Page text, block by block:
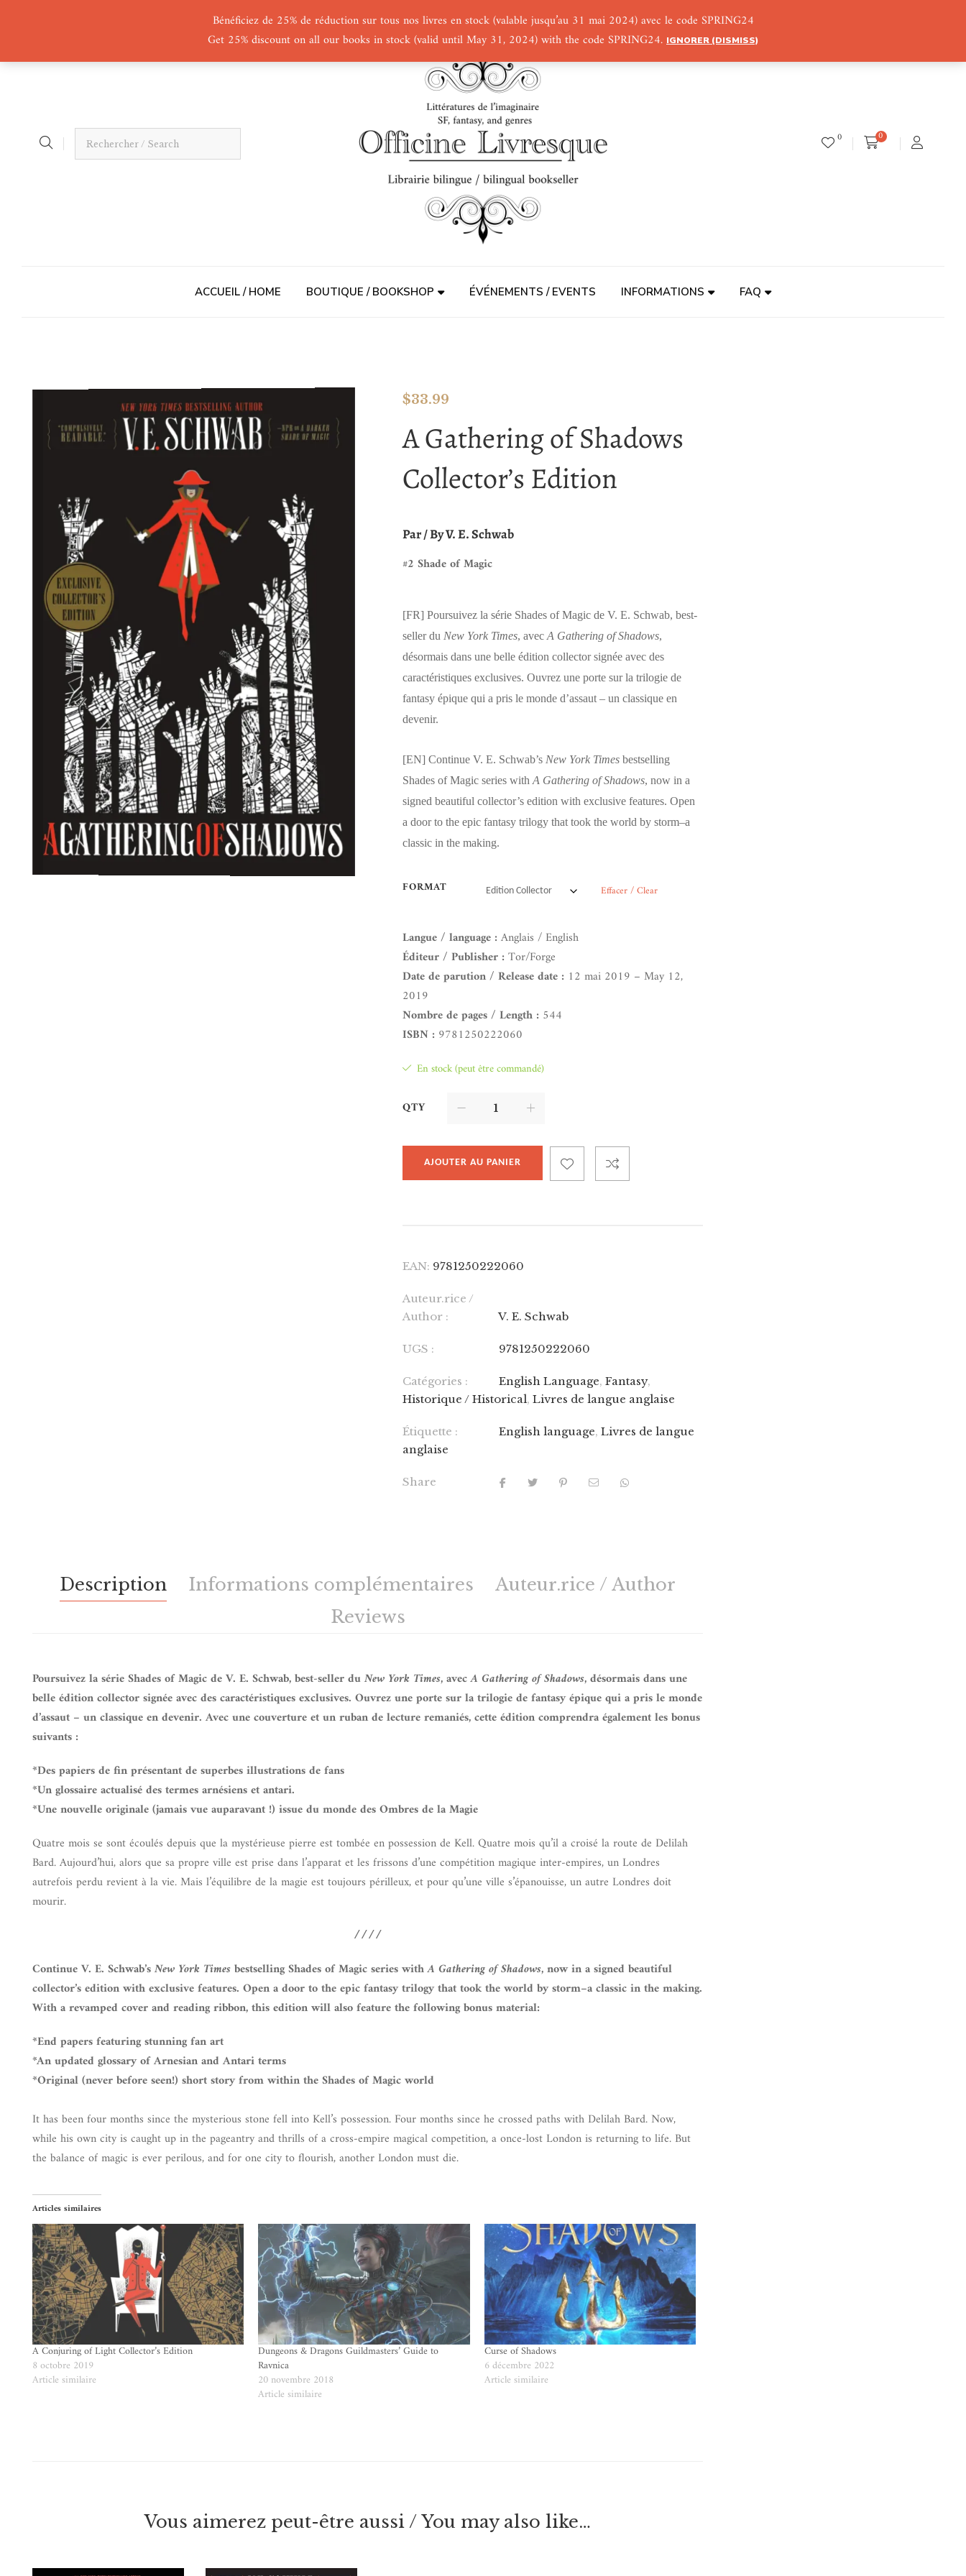
Bénéficiez de 25% de réduction sur tous nos livres en stock (valable jusqu’au 31 mai 2024) avec le code SPRING24
Get 25% discount on all our books in stock (valid until May 31, 2024) with the code SPRING24. IGNORER (DISMISS)
0 0
ACCUEIL / HOME BOUTIQUE / BOOKSHOP ÉVÉNEMENTS / EVENTS INFORMATIONS FAQ
$33.99
A Gathering of Shadows
Collector’s Edition
Par / By V. E. Schwab
#2 Shade of Magic
[FR]Poursuivez la série Shades of Magic de V. E. Schwab, best-
seller du New York Times, avecA Gathering of Shadows,
désormais dans une belle édition collector signée avec des
caractéristiques exclusives. Ouvrez une porte sur la trilogie de
fantasy épique qui a pris le monde d’assaut – un classique en
devenir.
[EN]Continue V. E. Schwab’s New York Times bestselling
Shades of Magic series withA Gathering of Shadows, now in a
signed beautiful collector’s edition with exclusive features. Open
a door to the epic fantasy trilogy that took the world by storm–a
classic in the making.
FORMAT Effacer / Clear
Langue / language :Anglais / English
Éditeur / Publisher :Tor/Forge
Date de parution / Release date : 12 mai 2019 – May 12,
2019
Nombre de pages / Length : 544
ISBN : 9781250222060
En stock (peut être commandé)
QTY
AJOUTER AU PANIER
EAN: 9781250222060
Auteur.rice /
Author :
V. E. Schwab
UGS : 9781250222060
Catégories : English Language,Fantasy,
Historique / Historical,Livres de langue anglaise
Étiquette : English language,Livres de langue
anglaise
Share
Description Informations complémentaires
Auteur.rice / Author
Reviews
Poursuivez la série Shades of Magic de V. E. Schwab, best-seller duNew York Times, avecA Gathering of Shadows, désormais dans une
belle édition collector signée avec des caractéristiques exclusives. Ouvrez une porte sur la trilogie de fantasy épique qui a pris le monde
d’assaut – un classique en devenir. Avec une couverture et un ruban de lecture remaniés, cette édition comprendra également les bonus
suivants :
*Des papiers de fin présentant de superbes illustrations de fans
*Un glossaire actualisé des termes arnésiens et antari.
*Une nouvelle originale (jamais vue auparavant !) issue du monde des Ombres de la Magie
Quatre mois se sont écoulés depuis que la mystérieuse pierre est tombée en possession de Kell. Quatre mois qu’il a croisé la route de Delilah
Bard. Aujourd’hui, alors que sa propre ville est prise dans l’apparat et les frissons d’une compétition magique inter-empires, un Londres
autrefois perdu revient à la vie. Mais l’équilibre de la magie est toujours périlleux, et pour qu’une ville s’épanouisse, un autre Londres doit
mourir.
////
Continue V. E. Schwab’sNew York Timesbestselling Shades of Magic series withA Gathering of Shadows, now in a signed beautiful
collector’s edition with exclusive features. Open a door to the epic fantasy trilogy that took the world by storm–a classic in the making.
With a revamped cover and reading ribbon, this edition will also feature the following bonus material:
*End papers featuring stunning fan art
*An updated glossary of Arnesian and Antari terms
*Original (never before seen!) short story from within the Shades of Magic world
It has been four months since the mysterious stone fell into Kell’s possession. Four months since he crossed paths with Delilah Bard. Now,
while his own city is caught up in the pageantry and thrills of a cross-empire magical competition, a once-lost London is returning to life. But
the balance of magic is ever perilous, and for one city to flourish, another London must die.
Articles similaires
A Conjuring of Light Collector’s Edition
8 octobre 2019
Article similaire
Dungeons & Dragons Guildmasters’ Guide to
Ravnica
20 novembre 2018
Article similaire
Curse of Shadows
6 décembre 2022
Article similaire
Vous aimerez peut-être aussi / You may also like…